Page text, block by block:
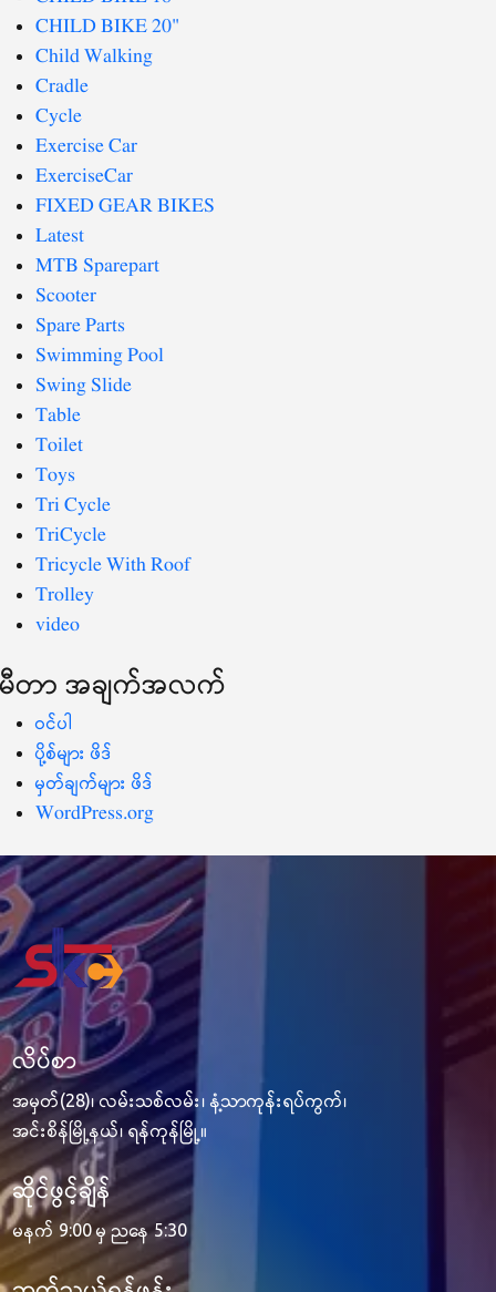
CHILD BIKE 20"
Child Walking
Cradle
Cycle
Exercise Car
ExerciseCar
FIXED GEAR BIKES
Latest
MTB Sparepart
Scooter
Spare Parts
Swimming Pool
Swing Slide
Table
Toilet
Toys
Tri Cycle
TriCycle
Tricycle With Roof
Trolley
video
မီတာ အချက်အလက်
ဝင်ပါ
ပို့စ်များ ဖိဒ်
မှတ်ချက်များ ဖိဒ်
WordPress.org
လိပ်စာ
အမှတ်(28)၊ လမ်းသစ်လမ်း၊ နံ့သာကုန်းရပ်ကွက်၊
အင်းစိန်မြို့နယ်၊ ရန်ကုန်မြို့။
ဆိုင်ဖွင့်ချိန်
မနက် 9:00 မှ ညနေ 5:30